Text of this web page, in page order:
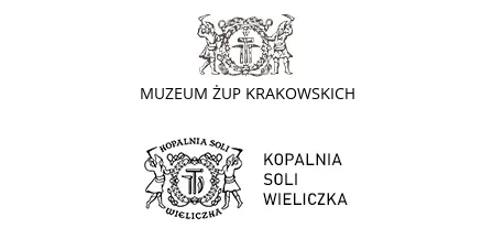
link do strony - Muzeum Żup Krakowskich Wieliczka
link do strony Kopalni Soli Wieliczka